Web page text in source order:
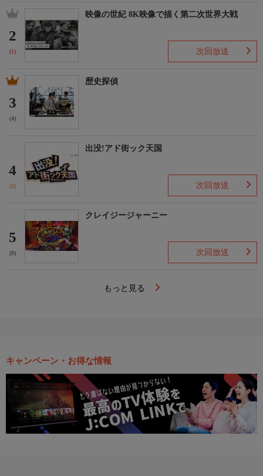
2
(1)
映像の世紀 8K映像で描く第二次世界大戦
次回放送
3
(4)
歴史探偵
4
(3)
出没!アド街ック天国
次回放送
5
(9)
クレイジージャーニー
次回放送
もっと見る
キャンペーン・お得な情報